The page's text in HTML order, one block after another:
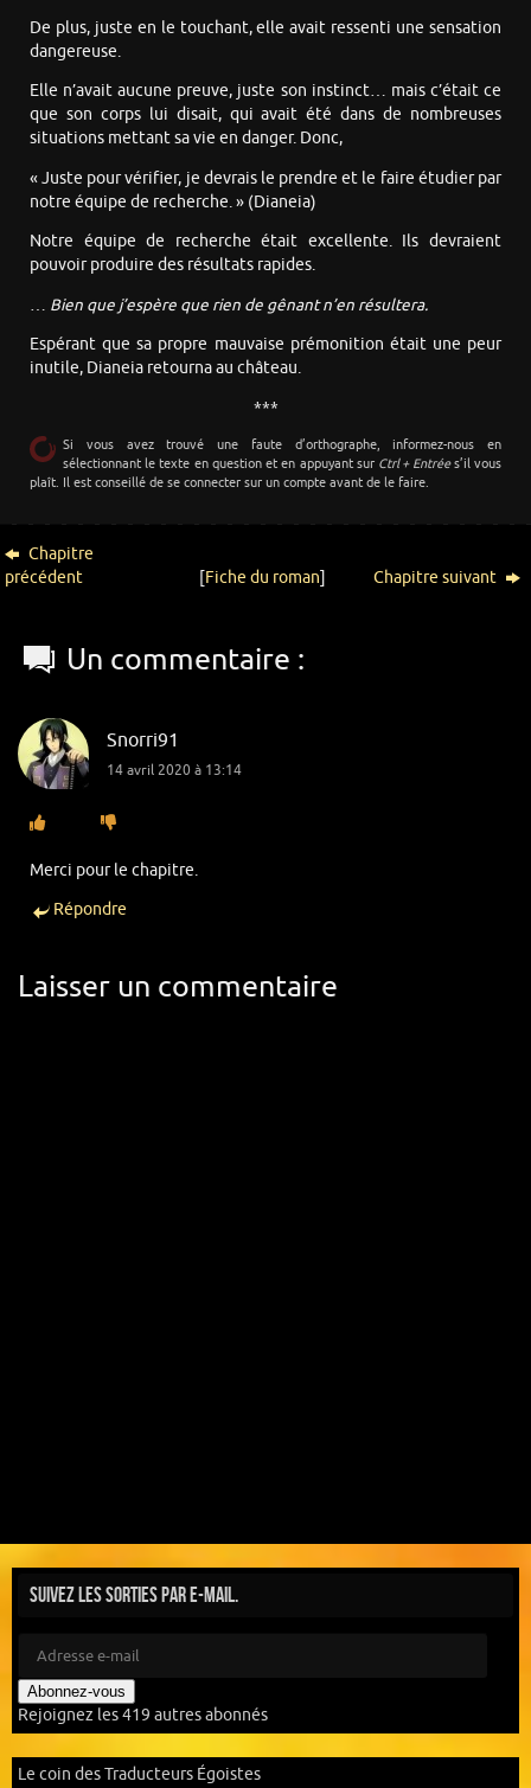
De plus, juste en le touchant, elle avait ressenti une sensation
dangereuse.
Elle n’avait aucune preuve, juste son instinct… mais c’était ce
que son corps lui disait, qui avait été dans de nombreuses
situations mettant sa vie en danger. Donc,
« Juste pour vérifier, je devrais le prendre et le faire étudier par
notre équipe de recherche. » (Dianeia)
Notre équipe de recherche était excellente. Ils devraient
pouvoir produire des résultats rapides.
… Bien que j’espère que rien de gênant n’en résultera.
Espérant que sa propre mauvaise prémonition était une peur
inutile, Dianeia retourna au château.
***
Si vous avez trouvé une faute d’orthographe, informez-nous en
sélectionnant le texte en question et en appuyant sur Ctrl + Entrées’il vous
plaît. Il est conseillé de se connecter sur un compte avant de le faire.
Chapitre
précédent
[Fiche du roman] Chapitre suivant
Un commentaire :
Snorri91
14 avril 2020 à 13:14
Merci pour le chapitre.
Répondre
Laisser un commentaire
Suivez les sorties par e-mail.
Abonnez-vous
Rejoignez les 419 autres abonnés
Le coin des Traducteurs Égoistes